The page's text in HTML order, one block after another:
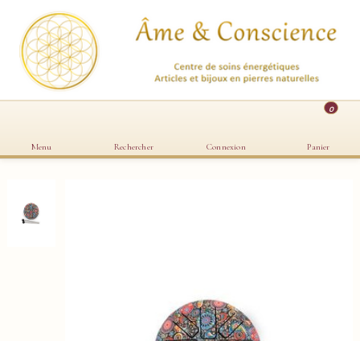
Menu Rechercher Connexion
0
Panier